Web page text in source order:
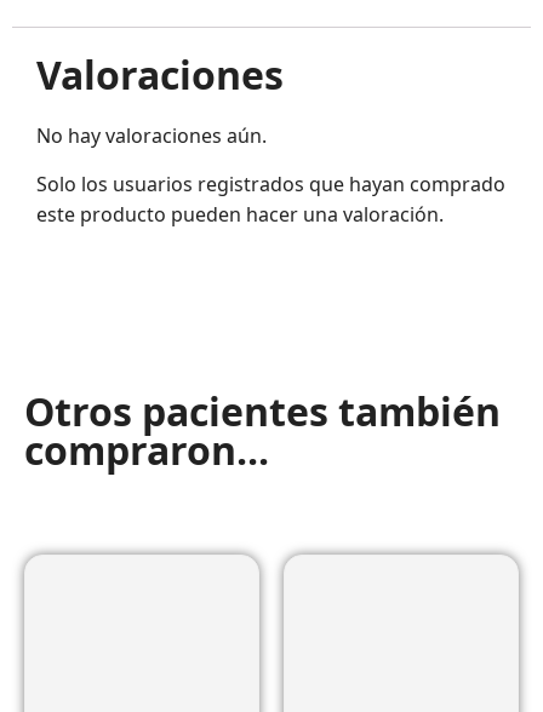
Valoraciones
No hay valoraciones aún.
Solo los usuarios registrados que hayan comprado
este producto pueden hacer una valoración.
Otros pacientes también
compraron...